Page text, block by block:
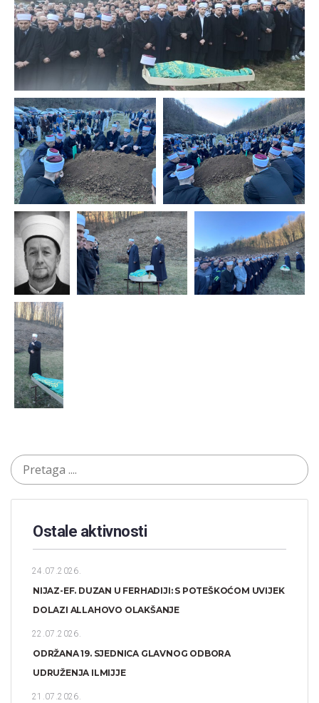
Ostale aktivnosti
24.07.2026.
NIJAZ-EF. DUZAN U FERHADIJI: S POTEŠKOĆOM UVIJEK
DOLAZI ALLAHOVO OLAKŠANJE
22.07.2026.
ODRŽANA 19. SJEDNICA GLAVNOG ODBORA
UDRUŽENJA ILMIJJE
21.07.2026.